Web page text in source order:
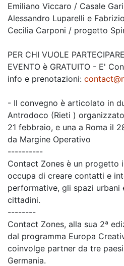
Emiliano Viccaro / Casale
Alessandro Luparelli e
Cecilia Carponi / progetto
PER CHI VUOLE
EVENTO è GRATUITO - E'
info e prenotazioni:
- Il convegno è articolato in
Antrodoco (Rieti )
21 febbraio, e una a Roma il
da Margine Operativo
----------
Contact Zones è un progetto
occupa di creare contatti e
performative, gli spazi
cittadini.
--------
Contact Zones, alla sua 2ª
dal programma Europa
coinvolge partner da tre
Germania.